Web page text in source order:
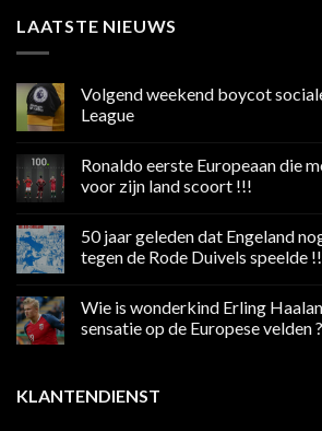
LAATSTE NIEUWS
Volgend weekend boycot
League
op
weekend
media
in
Premier
Ronaldo eerste Europeaan die
voor zijn land scoort !!!
op
Ronaldo
eerste
meer
100
land
scoort
50 jaar geleden dat Engeland
tegen de Rode Duivels speelde !!
op
jaar
nog
eens
Wie is wonderkind Erling
sensatie op de Europese velden ?
Wie
is
KLANTENDIENST